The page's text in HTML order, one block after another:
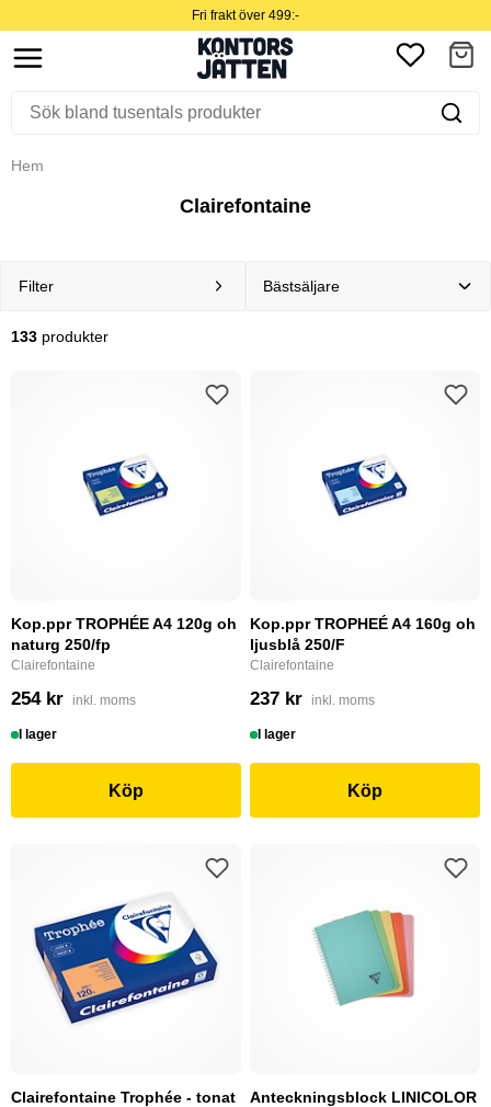
Fri frakt över 499:-
Hem
Clairefontaine
Filter
133 produkter
Kop.ppr TROPHÉE A4 120g oh
naturg 250/fp
Clairefontaine
254 kr inkl. moms
I lager
Köp
Kop.ppr TROPHEÉ A4 160g oh
ljusblå 250/F
Clairefontaine
237 kr inkl. moms
I lager
Köp
Clairefontaine Trophée - tonat
Anteckningsblock LINICOLOR